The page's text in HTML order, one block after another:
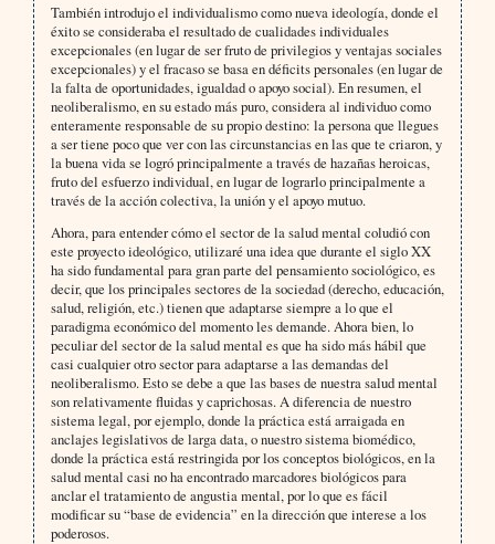
También introdujo el individualismo como nueva ideología, donde el
éxito se consideraba el resultado de cualidades individuales
excepcionales (en lugar de ser fruto de privilegios y ventajas sociales
excepcionales) y el fracaso se basa en déficits personales (en lugar de
la falta de oportunidades, igualdad o apoyo social). En resumen, el
neoliberalismo, en su estado más puro, considera al individuo como
enteramente responsable de su propio destino: la persona que llegues
a ser tiene poco que ver con las circunstancias en las que te criaron, y
la buena vida se logró principalmente a través de hazañas heroicas,
fruto del esfuerzo individual, en lugar de lograrlo principalmente a
través de la acción colectiva, la unión y el apoyo mutuo.
Ahora, para entender cómo el sector de la salud mental coludió con
este proyecto ideológico, utilizaré una idea que durante el siglo XX
ha sido fundamental para gran parte del pensamiento sociológico, es
decir, que los principales sectores de la sociedad (derecho, educación,
salud, religión, etc.) tienen que adaptarse siempre a lo que el
paradigma económico del momento les demande. Ahora bien, lo
peculiar del sector de la salud mental es que ha sido más hábil que
casi cualquier otro sector para adaptarse a las demandas del
neoliberalismo. Esto se debe a que las bases de nuestra salud mental
son relativamente fluidas y caprichosas. A diferencia de nuestro
sistema legal, por ejemplo, donde la práctica está arraigada en
anclajes legislativos de larga data, o nuestro sistema biomédico,
donde la práctica está restringida por los conceptos biológicos, en la
salud mental casi no ha encontrado marcadores biológicos para
anclar el tratamiento de angustia mental, por lo que es fácil
modificar su “base de evidencia” en la dirección que interese a los
poderosos.